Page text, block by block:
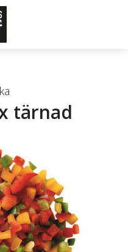
tärnad